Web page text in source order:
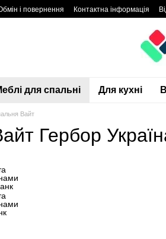
і повернення Контактна інформація
для спальні Для кухні
Вайт
Гербор